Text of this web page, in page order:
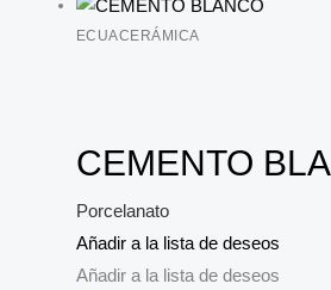
ECUACERÁMICA
CEMENTO
Porcelanato
Añadir a la lista de deseos
Añadir a la lista de deseos